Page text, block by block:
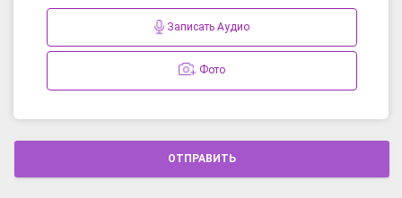
Записать Аудио
Фото
ОТПРАВИТЬ